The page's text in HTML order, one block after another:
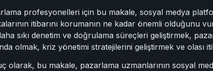
profesyonelleri için bu makale, sosyal medya
itibarını korumanın ne kadar önemli olduğunu
sıkı denetim ve doğrulama süreçleri geliştirmek,
olmak, kriz yönetimi stratejilerini geliştirmek ve olası
olarak, bu makale, pazarlama uzmanlarının sosyal